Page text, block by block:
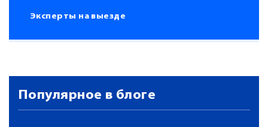
Эксперты на выезде
Популярное в блоге